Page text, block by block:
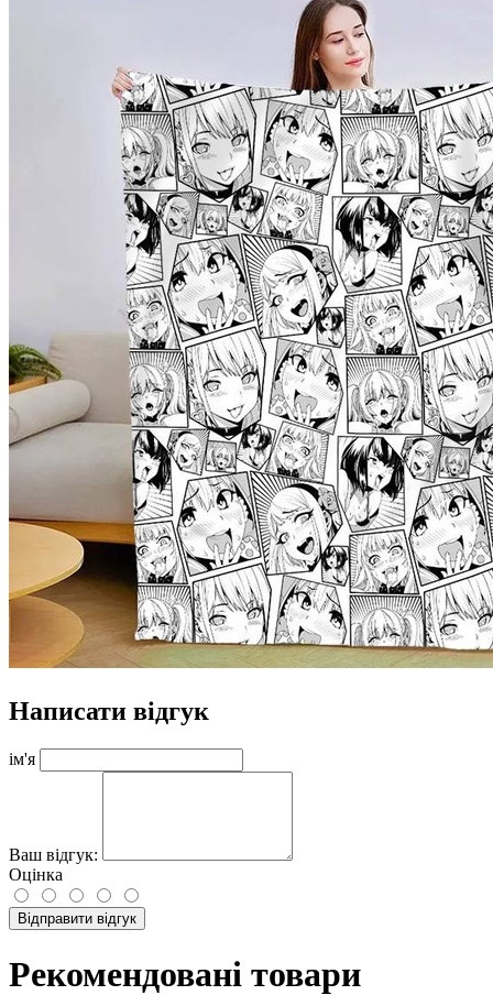
Написати відгук
ім'я
Ваш відгук:
Оцінка
Відправити відгук
Рекомендовані товари